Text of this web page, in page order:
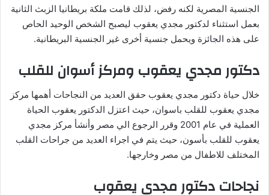
الجنسية المصرية لكنه رفض، لذلك قامت ملكة بريطانيا الزبث الثانية
بعمل استثناء لدكتور مجدي يعقوب ليصبح الشخص الوحيد الحاص
على هذه الجائزة ويحمل جنسية أخرى غير الجنسية البريطانية.
دكتور مجدي يعقوب ومركز أسوان للقلب
خلال حياة دكتور مجدي يعقوب حقق العديد من النجاحات أهمها مركز
مجدي يعقوب للقلب باسوان، حيث اعتزل الدكتور يعقوب الحياة
العملية في عام 2001 وقرر الرجوع الي مصر وأنشأ مركز مجدي
يعقوب للقلب بأسون، حيث يتم في اجراء العديد من جراحات القلب
المختلف للاطفال من مصر وخارجها.
نجاحات دكتور مجدي يعقوب